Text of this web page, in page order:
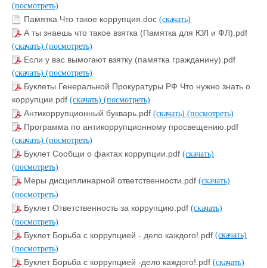
(посмотреть)
Памятка Что такое коррупция.doc (скачать)
А ты знаешь что такое взятка (Памятка для ЮЛ и ФЛ).pdf
(скачать) (посмотреть)
Если у вас вымогают взятку (памятка гражданину).pdf
(скачать) (посмотреть)
Буклеты Генеральной Прокуратуры РФ Что нужно знать о
коррупции.pdf (скачать) (посмотреть)
Антикоррупционный букварь.pdf (скачать) (посмотреть)
Программа по антикоррупционному просвещению.pdf
(скачать) (посмотреть)
Буклет Сообщи о фактах коррупции.pdf (скачать)
(посмотреть)
Меры дисциплинарной ответственности.pdf (скачать)
(посмотреть)
Буклет Ответственность за коррупцию.pdf (скачать)
(посмотреть)
Буклет Борьба с коррупцией - дело каждого!.pdf (скачать)
(посмотреть)
Буклет Борьба с коррупцией -дело каждого!.pdf (скачать)